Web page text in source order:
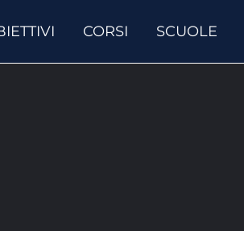
CORSI SCUOLE